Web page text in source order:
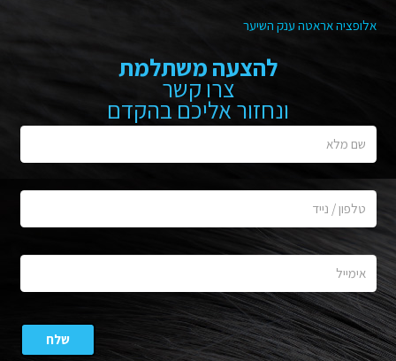
אלופציה אראטה ענק השיער
להצעה משתלמת
צרו קשר
ונחזור אליכם בהקדם